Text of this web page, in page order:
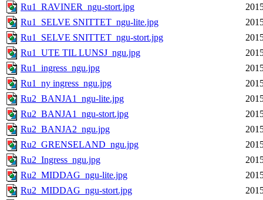
Ru1_RAVINER_ngu-stort.jpg
Ru1_SELVE SNITTET_ngu-lite.jpg
Ru1_SELVE SNITTET_ngu-stort.jpg
Ru1_UTE TIL LUNSJ_ngu.jpg
Ru1_ingress_ngu.jpg
Ru1_ny ingress_ngu.jpg
Ru2_BANJA1_ngu-lite.jpg
Ru2_BANJA1_ngu-stort.jpg
Ru2_BANJA2_ngu.jpg
Ru2_GRENSELAND_ngu.jpg
Ru2_Ingress_ngu.jpg
Ru2_MIDDAG_ngu-lite.jpg
Ru2_MIDDAG_ngu-stort.jpg